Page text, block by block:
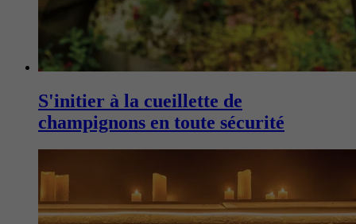
S'initier à la cueillette de
champignons en toute sécurité